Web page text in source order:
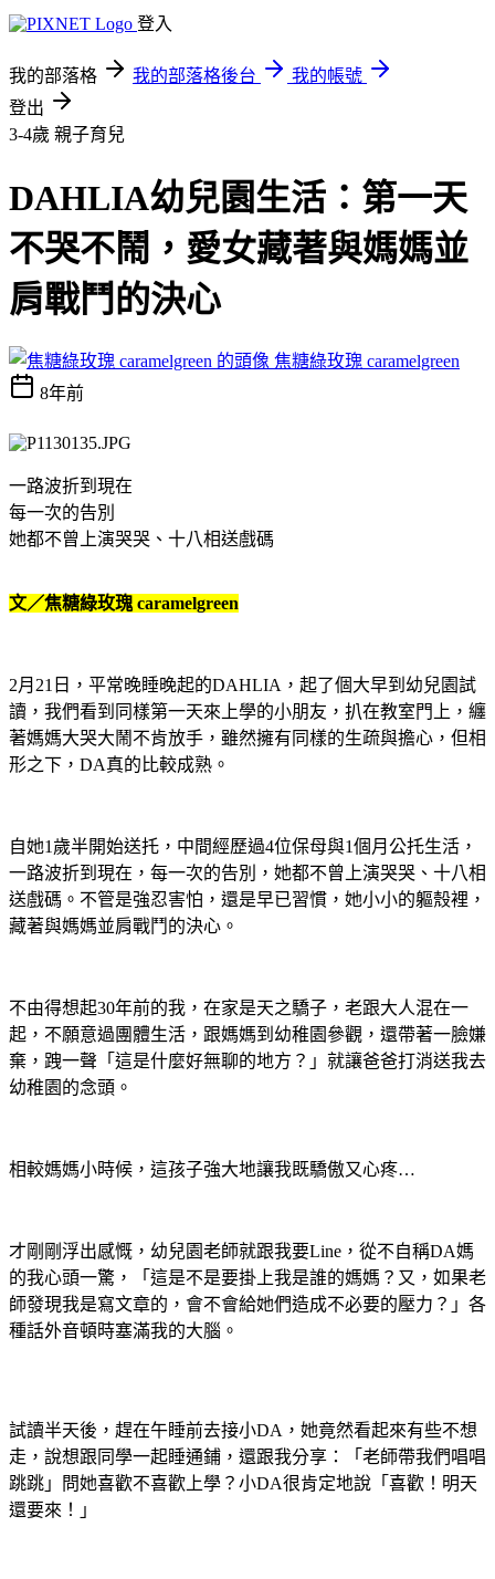
登入
我的部落格 我的部落格後台
我的帳號
登出
3-4歲 親子育兒
DAHLIA幼兒園生活：第一天
不哭不鬧，愛女藏著與媽媽並
肩戰鬥的決心
焦糖綠玫瑰 caramelgreen
8年前
一路波折到現在
每一次的告別
她都不曾上演哭哭、十八相送戲碼
文／焦糖綠玫瑰 caramelgreen
2月 21 日，平常晚睡晚起的DAHLIA ，起了個大早到幼兒園試
讀，我們看到同樣第一天來上學的小朋友，扒在教室門上，纏
著媽媽大哭大鬧不肯放手，雖然擁有同樣的生疏與擔心，但相
形之下， DA真的比較成熟。
自她1 歲半開始送托，中間經歷過4位保母與1個月公托生活，
一路波折到現在，每一次的告別，她都不曾上演哭哭、十八相
送戲碼。不管是強忍害怕，還是早已習慣，她小小的軀殼裡，
藏著與媽媽並肩戰鬥的決心。
不由得想起30年前的我，在家是天之驕子，老跟大人混在一
起，不願意過團體生活，跟媽媽到幼稚園參觀，還帶著一臉嫌
棄，跩一聲「這是什麼好無聊的地方？」就讓爸爸打消送我去
幼稚園的念頭。
相較媽媽小時候，這孩子強大地讓我既驕傲又心疼…
才剛剛浮出感慨，幼兒園老師就跟我要Line ，從不自稱DA媽
的我心頭一驚，「這是不是要掛上我是誰的媽媽？又，如果老
師發現我是寫文章的，會不會給她們造成不必要的壓力？」各
種話外音頓時塞滿我的大腦。
試讀半天後，趕在午睡前去接小DA ，她竟然看起來有些不想
走，說想跟同學一起睡通鋪，還跟我分享：「老師帶我們唱唱
跳跳」問她喜歡不喜歡上學？小DA很肯定地說「喜歡！明天
還要來！」